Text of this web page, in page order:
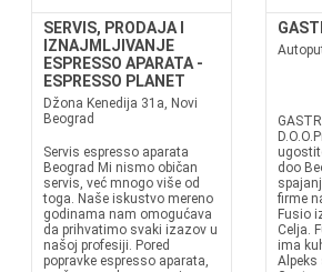
SERVIS, PRODAJA I
IZNAJMLJIVANJE
ESPRESSO APARATA -
ESPRESSO PLANET
Džona Kenedija 31a, Novi
Beograd
Servis espresso aparata
Beograd Mi nismo običan
servis, već mnogo više od
toga. Naše iskustvo mereno
godinama nam omogućava
da prihvatimo svaki izazov u
našoj profesiji. Pored
popravke espresso aparata,
doo
firme
Fusio
Celja.
ima
Alpeks